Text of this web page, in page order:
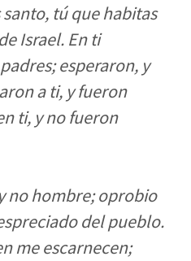
tú que habitas
Israel. En ti
esperaron, y
a ti, y fueron
ti, y no fueron
no hombre; oprobio
del pueblo.
me escarnecen;